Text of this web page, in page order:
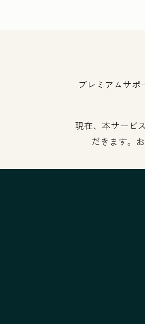
プレミアムサ
現在、本サービ
だきます。